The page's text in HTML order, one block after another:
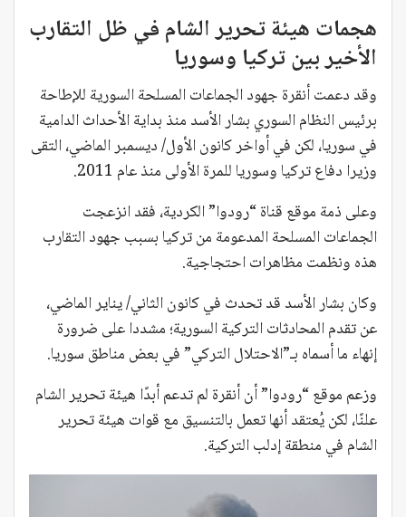
هجمات هيئة تحرير الشام في ظل التقارب
الأخير بين تركيا وسوريا
وقد دعمت أنقرة جهود الجماعات المسلحة السورية للإطاحة
برئيس النظام السوري بشار الأسد منذ بداية الأحداث الدامية
في سوريا، لكن في أواخر كانون الأول/ ديسمبر الماضي، التقى
وزيرا دفاع تركيا وسوريا للمرة الأولى منذ عام 2011.
وعلى ذمة موقع قناة “رودوا” الكردية، فقد انزعجت
الجماعات المسلحة المدعومة من تركيا بسبب جهود التقارب
هذه ونظمت مظاهرات احتجاجية.
وكان بشار الأسد قد تحدث في كانون الثاني/ يناير الماضي،
عن تقدم المحادثات التركية السورية؛ مشددا على ضرورة
إنهاء ما أسماه بـ”الاحتلال التركي” في بعض مناطق سوريا.
وزعم موقع “رودوا” أن أنقرة لم تدعم أبدًا هيئة تحرير الشام
علنًا، لكن يُعتقد أنها تعمل بالتنسيق مع قوات هيئة تحرير
الشام في منطقة إدلب التركية.